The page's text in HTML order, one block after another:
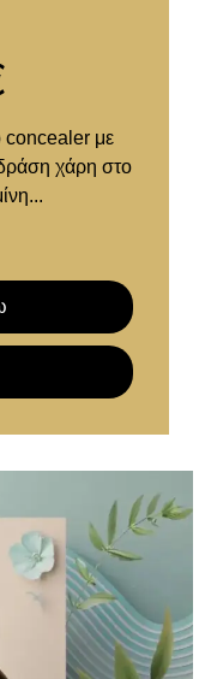
concealer με
χάρη στο